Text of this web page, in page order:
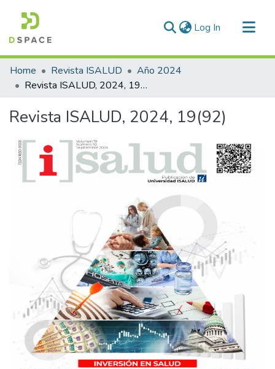
Log In (current)
Communities & Collections
All of DSpace
Home Revista ISALUD
Año 2024
Revista ISALUD, 2024, 19(92)
Revista ISALUD, 2024, 19(92)